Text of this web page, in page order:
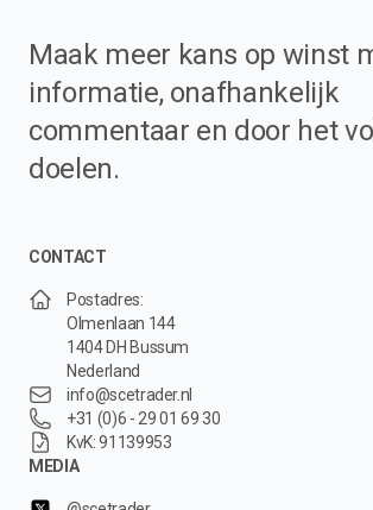
Maak meer kans op winst
informatie, onafhankelijk
commentaar en door het
doelen.
CONTACT
Postadres:
Olmenlaan 144
1404 DH Bussum
Nederland
info@scetrader.nl
+31 (0)6 - 29 01 69 30
KvK: 91139953
MEDIA